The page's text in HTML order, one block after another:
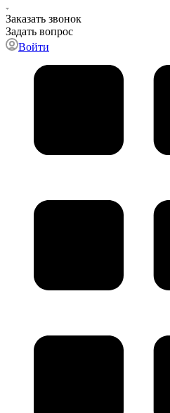
Заказать звонок
Задать вопрос
Войти